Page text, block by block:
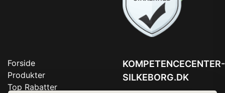
Forside
Produkter
Top Rabatter
KOMPETENCECENTER-
SILKEBORG.DK